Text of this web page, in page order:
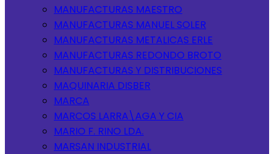
MANUFACTURAS MAESTRO
MANUFACTURAS MANUEL SOLER
MANUFACTURAS METALICAS ERLE
MANUFACTURAS REDONDO BROTO
MANUFACTURAS Y DISTRIBUCIONES
MAQUINARIA DISBER
MARCA
MARCOS LARRA\AGA Y CIA
MARIO F. RINO LDA.
MARSAN INDUSTRIAL